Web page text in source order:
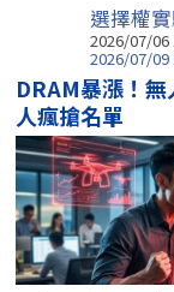
選擇權
2026/07/06
2026/07/09
DRAM暴漲！
人瘋搶名單